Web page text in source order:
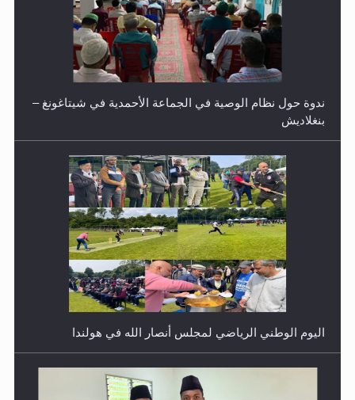
ندوة حول نظام الوصية في الجماعة الأحمدية في شيتاغونغ –
بنغلاديش
اليوم الوطني الرياضي لمجلس أنصار الله في هولندا